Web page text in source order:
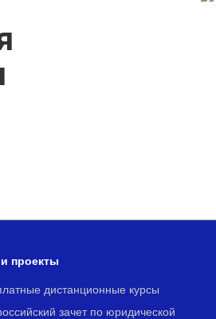
проекты
дистанционные курсы
зачет по юридической